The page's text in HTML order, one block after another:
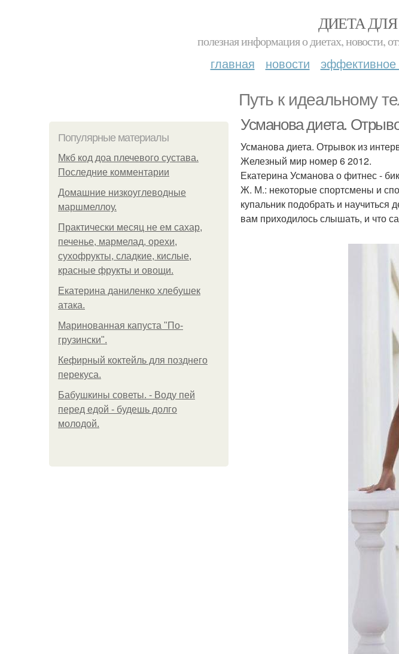
ДИЕТА
полезная информация о диетах, новости,
главная новости эффективное
Путь к идеальному
Популярные материалы
Мкб код доа плечевого сустава.
Последние комментарии
Домашние низкоуглеводные
маршмеллоу.
Практически месяц не ем сахар,
печенье, мармелад, орехи,
сухофрукты, сладкие, кислые,
красные фрукты и овощи.
Екатерина даниленко хлебушек
атака.
Маринованная капуста "По-
грузински".
Кефирный коктейль для позднего
перекуса.
Бабушкины советы. - Воду пей
перед едой - будешь долго
молодой.
Усманова диета.
Усманова диета. Отрывок из
Железный мир номер 6 2012.
Екатерина Усманова о фитнес -
Ж. М.: некоторые спортсмены и
купальник подобрать и
вам приходилось слышать, и что